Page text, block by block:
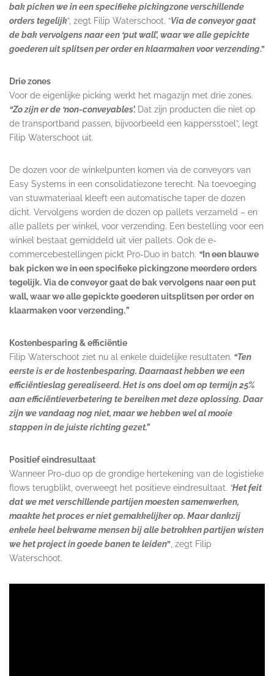
bak picken we in een specifieke pickingzone verschillende
orders tegelijk”, zegt Filip Waterschoot. “Via de conveyor gaat
de bak vervolgens naar een ‘put wall’, waar we alle gepickte
goederen uit splitsen per order en klaarmaken voor verzending.”
Drie zones
Voor de eigenlijke picking werkt het magazijn met drie zones.
“Zo zijn er de ‘non-conveyables’. Dat zijn producten die niet op
de transportband passen, bijvoorbeeld een kappersstoel”, legt
Filip Waterschoot uit.
De dozen voor de winkelpunten komen via de conveyors van
Easy Systems in een consolidatiezone terecht. Na toevoeging
van stuwmateriaal kleeft een automatische taper de dozen
dicht. Vervolgens worden de dozen op pallets verzameld – en
alle pallets per winkel, voor verzending. Een bestelling voor een
winkel bestaat gemiddeld uit vier pallets. Ook de e-
commercebestellingen pickt Pro-Duo in batch. “ In een blauwe
bak picken we in een specifieke pickingzone meerdere orders
tegelijk. Via de conveyor gaat de bak vervolgens naar een put
wall, waar we alle gepickte goederen uitsplitsen per order en
klaarmaken voor verzending.”
Kostenbesparing & efficiëntie
Filip Waterschoot ziet nu al enkele duidelijke resultaten. “Ten
eerste is er de kostenbesparing. Daarnaast hebben we een
efficiëntieslag gerealiseerd. Het is ons doel om op termijn 25%
aan efficiëntieverbetering te bereiken met deze oplossing. Daar
zijn we vandaag nog niet, maar we hebben wel al mooie
stappen in de juiste richting gezet.”
Positief eindresultaat
Wanneer Pro-duo op de grondige hertekening van de logistieke
flows terugblikt, overweegt het positieve eindresultaat. “Het feit
dat we met verschillende partijen moesten samenwerken,
maakte het proces er niet gemakkelijker op. Maar dankzij
enkele heel bekwame mensen bij alle betrokken partijen wisten
we het project in goede banen te leiden” , zegt Filip
Waterschoot.